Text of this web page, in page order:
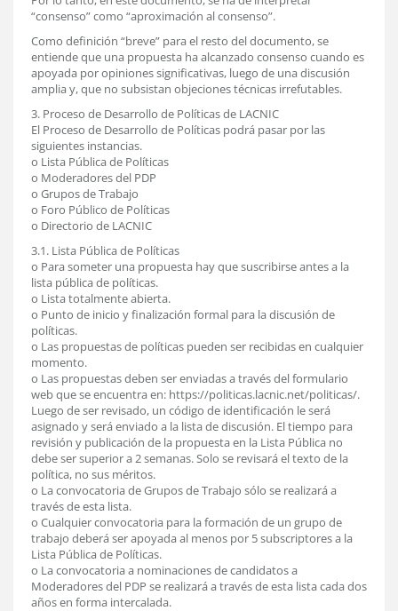
“consenso” como “aproximación al consenso”.
Como definición “breve” para el resto del documento, se
entiende que una propuesta ha alcanzado consenso cuando es
apoyada por opiniones significativas, luego de una discusión
amplia y, que no subsistan objeciones técnicas irrefutables.
3. Proceso de Desarrollo de Políticas de LACNIC
El Proceso de Desarrollo de Políticas podrá pasar por las
siguientes instancias.
o Lista Pública de Políticas
o Moderadores del PDP
o Grupos de Trabajo
o Foro Público de Políticas
o Directorio de LACNIC
3.1. Lista Pública de Políticas
o Para someter una propuesta hay que suscribirse antes a la
lista pública de políticas.
o Lista totalmente abierta.
o Punto de inicio y finalización formal para la discusión de
políticas.
o Las propuestas de políticas pueden ser recibidas en cualquier
momento.
o Las propuestas deben ser enviadas a través del formulario
web que se encuentra en: https://politicas.lacnic.net/politicas/.
Luego de ser revisado, un código de identificación le será
asignado y será enviado a la lista de discusión. El tiempo para
revisión y publicación de la propuesta en la Lista Pública no
debe ser superior a 2 semanas. Solo se revisará el texto de la
política, no sus méritos.
o La convocatoria de Grupos de Trabajo sólo se realizará a
través de esta lista.
o Cualquier convocatoria para la formación de un grupo de
trabajo deberá ser apoyada al menos por 5 subscriptores a la
Lista Pública de Políticas.
o La convocatoria a nominaciones de candidatos a
Moderadores del PDP se realizará a través de esta lista cada dos
años en forma intercalada.